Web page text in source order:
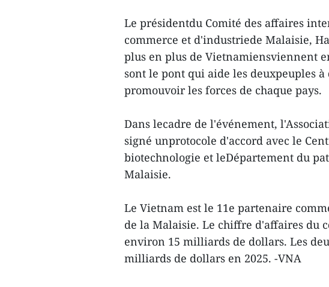
Le présidentdu Comité des affaires
commerce et d'industriede Malaisie,
plus en plus de Vietnamiensviennent
sont le pont qui aide les deuxpeuples
promouvoir les forces de chaque pays.
Dans lecadre de l'événement,
signé unprotocole d'accord avec le
biotechnologie et leDépartement du
Malaisie.
Le Vietnam est le 11e partenaire
de la Malaisie. Le chiffre d'affaires du
environ 15 milliards de dollars. Les
milliards de dollars en 2025. -VNA